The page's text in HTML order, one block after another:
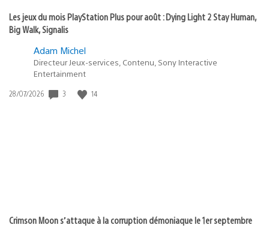
Les jeux du mois PlayStation Plus pour août : Dying Light 2 Stay Human,
Big Walk, Signalis
Adam Michel
Directeur Jeux-services, Contenu, Sony Interactive
Entertainment
Date
28/07/2026 3 14
Crimson Moon s’attaque à la corruption démoniaque le 1er septembre